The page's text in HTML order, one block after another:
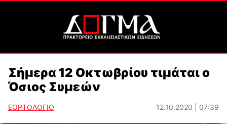
Σήμερα 12 Οκτωβρίου τιμάται ο
Όσιος Συμεών
ΕΟΡΤΟΛΟΓΙΟ 12.10.2020 | 07:39